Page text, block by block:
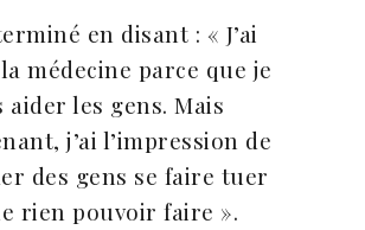
en disant : « J’ai
médecine parce que je
aider les gens. Mais
j’ai l’impression de
des gens se faire tuer
rien pouvoir faire ».